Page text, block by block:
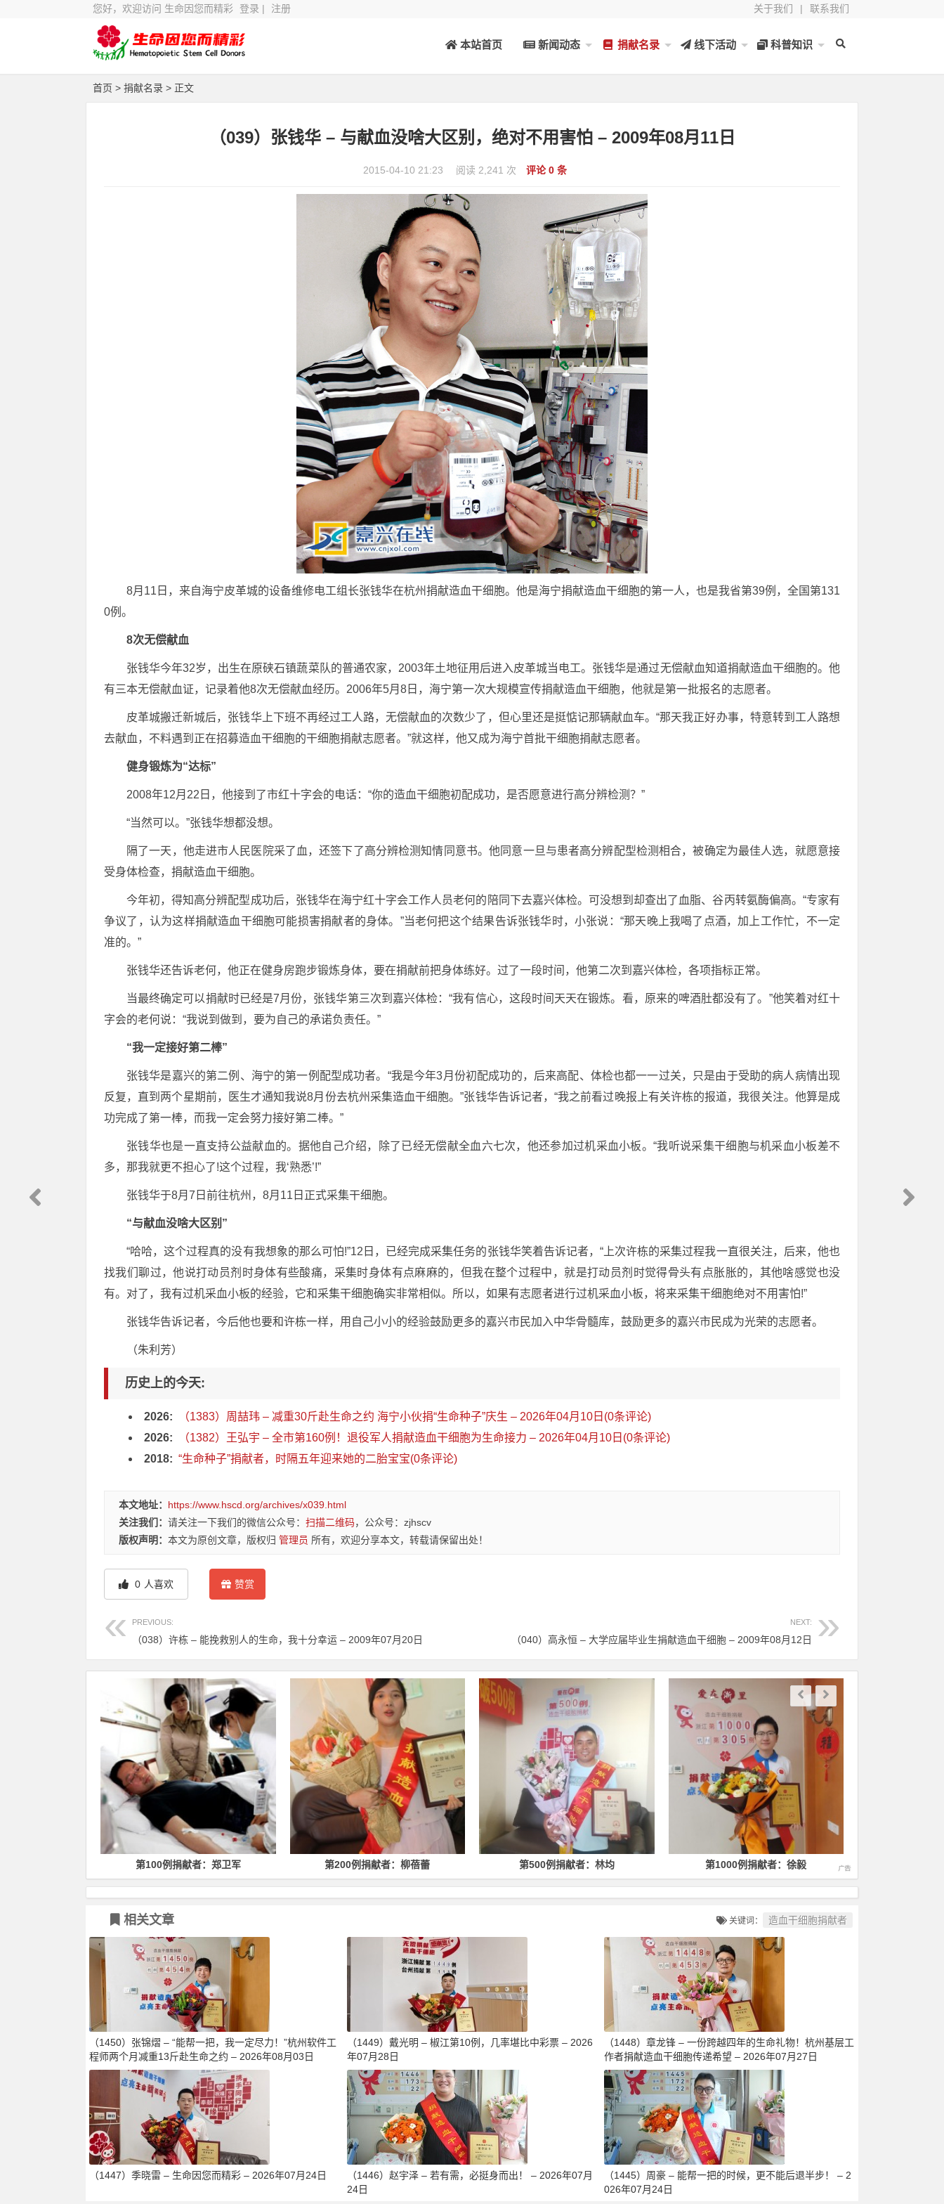
您好，欢迎访问 生命因您而精彩 登录 | 注册 关于我们 | 联系我们
本站首页 新闻动态 捐献名录 线下活动 科普知识
首页 > 捐献名录 > 正文
（039）张钱华 – 与献血没啥大区别，绝对不用害怕 – 2009年08月11日
2015-04-10 21:23 阅读 2,241 次 评论 0 条
8月11日，来自海宁皮革城的设备维修电工组长张钱华在杭州捐献造血干细胞。他是海宁捐献造血干细胞的第一人，也是我省第39例，全国第131
0例。
8次无偿献血
张钱华今年32岁，出生在原硖石镇蔬菜队的普通农家，2003年土地征用后进入皮革城当电工。张钱华是通过无偿献血知道捐献造血干细胞的。他
有三本无偿献血证，记录着他8次无偿献血经历。2006年5月8日，海宁第一次大规模宣传捐献造血干细胞，他就是第一批报名的志愿者。
皮革城搬迁新城后，张钱华上下班不再经过工人路，无偿献血的次数少了，但心里还是挺惦记那辆献血车。“那天我正好办事，特意转到工人路想
去献血，不料遇到正在招募造血干细胞的干细胞捐献志愿者。”就这样，他又成为海宁首批干细胞捐献志愿者。
健身锻炼为“达标”
2008年12月22日，他接到了市红十字会的电话：“你的造血干细胞初配成功，是否愿意进行高分辨检测？”
“当然可以。”张钱华想都没想。
隔了一天，他走进市人民医院采了血，还签下了高分辨检测知情同意书。他同意一旦与患者高分辨配型检测相合，被确定为最佳人选，就愿意接
受身体检查，捐献造血干细胞。
今年初，得知高分辨配型成功后，张钱华在海宁红十字会工作人员老何的陪同下去嘉兴体检。可没想到却查出了血脂、谷丙转氨酶偏高。“专家有
争议了，认为这样捐献造血干细胞可能损害捐献者的身体。”当老何把这个结果告诉张钱华时，小张说：“那天晚上我喝了点酒，加上工作忙，不一定
准的。”
张钱华还告诉老何，他正在健身房跑步锻炼身体，要在捐献前把身体练好。过了一段时间，他第二次到嘉兴体检，各项指标正常。
当最终确定可以捐献时已经是7月份，张钱华第三次到嘉兴体检：“我有信心，这段时间天天在锻炼。看，原来的啤酒肚都没有了。”他笑着对红十
字会的老何说：“我说到做到，要为自己的承诺负责任。”
“我一定接好第二棒”
张钱华是嘉兴的第二例、海宁的第一例配型成功者。“我是今年3月份初配成功的，后来高配、体检也都一一过关，只是由于受助的病人病情出现
反复，直到两个星期前，医生才通知我说8月份去杭州采集造血干细胞。”张钱华告诉记者，“我之前看过晚报上有关许栋的报道，我很关注。他算是成
功完成了第一棒，而我一定会努力接好第二棒。”
张钱华也是一直支持公益献血的。据他自己介绍，除了已经无偿献全血六七次，他还参加过机采血小板。“我听说采集干细胞与机采血小板差不
多，那我就更不担心了!这个过程，我‘熟悉’!”
张钱华于8月7日前往杭州，8月11日正式采集干细胞。
“与献血没啥大区别”
“哈哈，这个过程真的没有我想象的那么可怕!”12日，已经完成采集任务的张钱华笑着告诉记者，“上次许栋的采集过程我一直很关注，后来，他也
找我们聊过，他说打动员剂时身体有些酸痛，采集时身体有点麻麻的，但我在整个过程中，就是打动员剂时觉得骨头有点胀胀的，其他啥感觉也没
有。对了，我有过机采血小板的经验，它和采集干细胞确实非常相似。所以，如果有志愿者进行过机采血小板，将来采集干细胞绝对不用害怕!”
张钱华告诉记者，今后他也要和许栋一样，用自己小小的经验鼓励更多的嘉兴市民加入中华骨髓库，鼓励更多的嘉兴市民成为光荣的志愿者。
（朱利芳）
历史上的今天:
2026:
（1383）周喆玮 – 减重30斤赴生命之约 海宁小伙捐“生命种子”庆生 – 2026年04月10日(0条评论)
2026:
（1382）王弘宇 – 全市第160例！退役军人捐献造血干细胞为生命接力 – 2026年04月10日(0条评论)
2018: “生命种子”捐献者，时隔五年迎来她的二胎宝宝(0条评论)
本文地址： https://www.hscd.org/archives/x039.html
关注我们： 请关注一下我们的微信公众号： 扫描二维码，公众号：zjhscv
版权声明： 本文为原创文章，版权归 管理员 所有，欢迎分享本文，转载请保留出处！
0 人喜欢 赞赏
PREVIOUS:
（038）许栋 – 能挽救别人的生命，我十分幸运 – 2009年07月20日
NEXT:
（040）高永恒 – 大学应届毕业生捐献造血干细胞 – 2009年08月12日
第100例捐献者：郑卫军 第200例捐献者：柳蓓蕾 第500例捐献者：林均 第1000例捐献者：徐毅
相关文章 关键词： 造血干细胞捐献者
（1450）张锦熠 – “能帮一把，我一定尽力！”杭州软件工
程师两个月减重13斤赴生命之约 – 2026年08月03日
（1449）戴光明 – 椒江第10例，几率堪比中彩票 – 2026
年07月28日
（1448）章龙锋 – 一份跨越四年的生命礼物！杭州基层工
作者捐献造血干细胞传递希望 – 2026年07月27日
（1447）季晓雷 – 生命因您而精彩 – 2026年07月24日
（1446）赵宇泽 – 若有需，必挺身而出！ – 2026年07月
24日
（1445）周豪 – 能帮一把的时候，更不能后退半步！ – 2
026年07月24日